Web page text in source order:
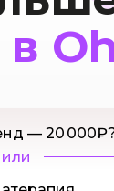
— 20
или